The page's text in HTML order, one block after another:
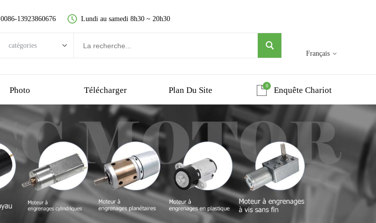
Français
0086-13923860676 Lundi au samedi 8h30 ~ 20h30
catégories
moteur à engrenage droit
moteur cc brossé
moteur sans balai sans noyau
motoréducteur planétaire
motoréducteur en plastique
motoréducteur à vis sans fin
Photo Télécharger Plan Du Site Enquête Chariot
0